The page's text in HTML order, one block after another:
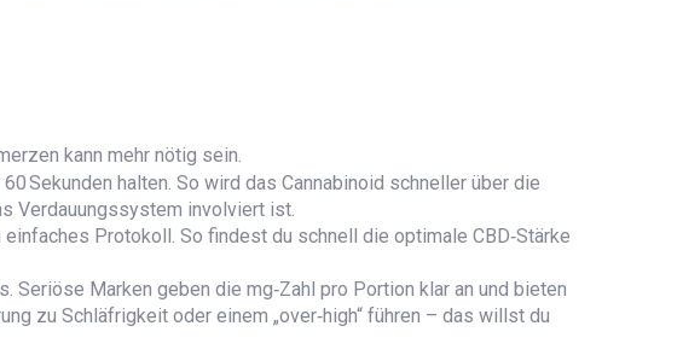
kann mehr nötig sein.
Sekunden halten. So wird das Cannabinoid schneller über die
Verdauungssystem involviert ist.
Protokoll. So findest du schnell die optimale CBD‑Stärke
Marken geben die mg‑Zahl pro Portion klar an und bieten
zu Schläfrigkeit oder einem „over‑high“ führen – das willst du